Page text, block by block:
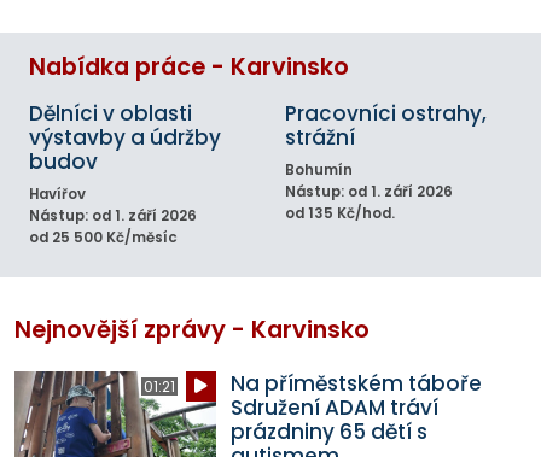
Nabídka práce - Karvinsko
Dělníci v oblasti
výstavby a údržby
budov
Havířov
Nástup: od 1. září 2026
od 25 500 Kč/měsíc
Pracovníci ostrahy,
strážní
Bohumín
Nástup: od 1. září 2026
od 135 Kč/hod.
Nejnovější zprávy - Karvinsko
01:21
Na příměstském táboře
Sdružení ADAM tráví
prázdniny 65 dětí s